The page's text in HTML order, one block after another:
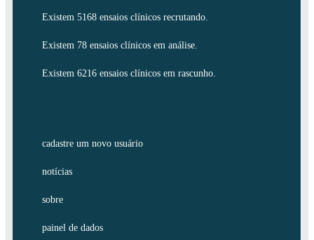
Existem 5168 ensaios clínicos recrutando.
Existem 78 ensaios clínicos em análise.
Existem 6216 ensaios clínicos em rascunho.
cadastre um novo usuário
notícias
sobre
painel de dados